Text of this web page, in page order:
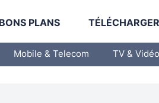
BONS PLANS
Mobile & Telecom TV & Vidéo